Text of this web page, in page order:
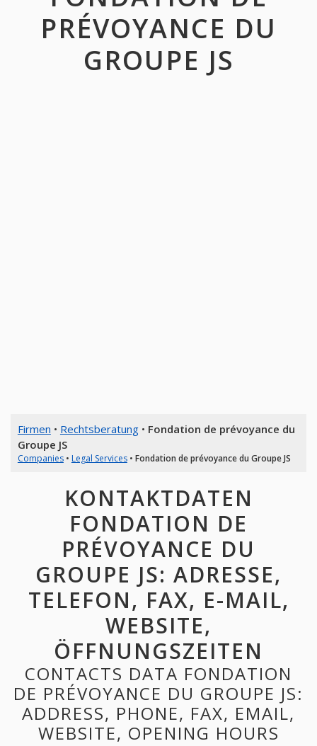
PRÉVOYANCE DU
GROUPE JS
Firmen • Rechtsberatung• Fondation de prévoyance du
Groupe JS
Companies• Legal Services• Fondation de prévoyance du Groupe JS
KONTAKTDATEN
FONDATION DE
PRÉVOYANCE DU
GROUPE JS: ADRESSE,
TELEFON, FAX, E-MAIL,
WEBSITE,
ÖFFNUNGSZEITEN
CONTACTS DATA FONDATION
DE PRÉVOYANCE DU GROUPE JS:
ADDRESS, PHONE, FAX, EMAIL,
WEBSITE, OPENING HOURS